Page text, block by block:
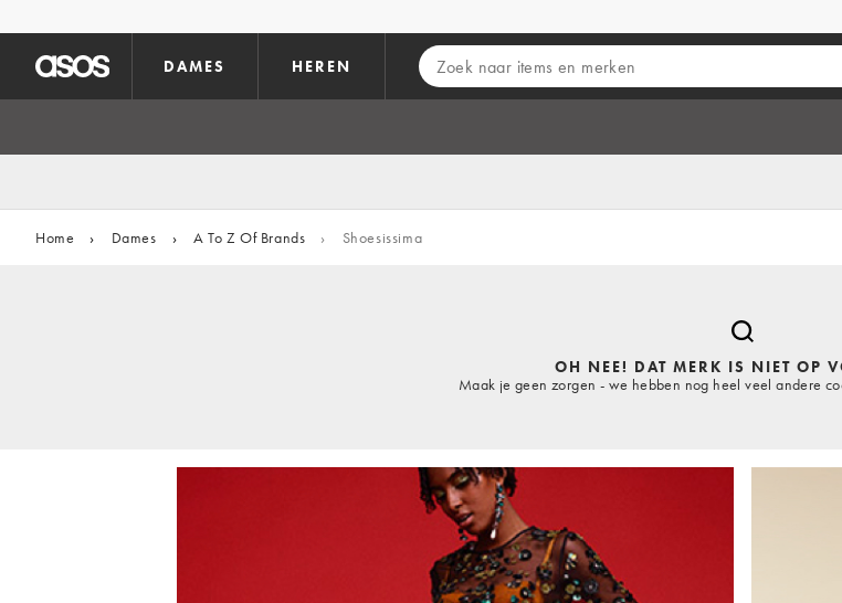
DAMES HEREN
Home › Dames › A To Z Of Brands › Shoesissima
OH NEE! DAT MERK IS NIET OP
Maak je geen zorgen - we hebben nog heel veel andere